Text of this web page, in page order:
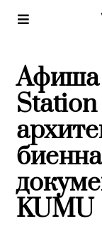
Афиша |
KUMU